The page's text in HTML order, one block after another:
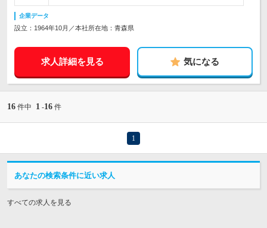
企業データ
設立：1964年10月／本社所在地：青森県
求人詳細を見る 気になる
16 件中 1 -16 件
1
あなたの検索条件に近い求人
すべての求人を見る